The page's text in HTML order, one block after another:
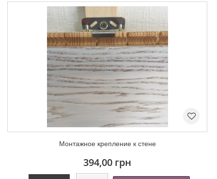
Монтажное крепление к стене
394,00 грн